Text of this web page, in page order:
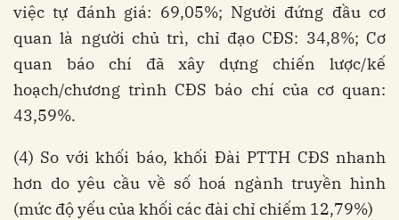
việc tự đánh giá: 69,05%; Người đứng đầu cơ
quan là người chủ trì, chỉ đạo CĐS: 34,8%; Cơ
quan báo chí đã xây dựng chiến lược/kế
hoạch/chương trình CĐS báo chí của cơ quan:
43,59%.
(4) So với khối báo, khối Đài PTTH CĐS nhanh
hơn do yêu cầu về số hoá ngành truyền hình
(mức độ yếu của khối các đài chỉ chiếm 12,79%)